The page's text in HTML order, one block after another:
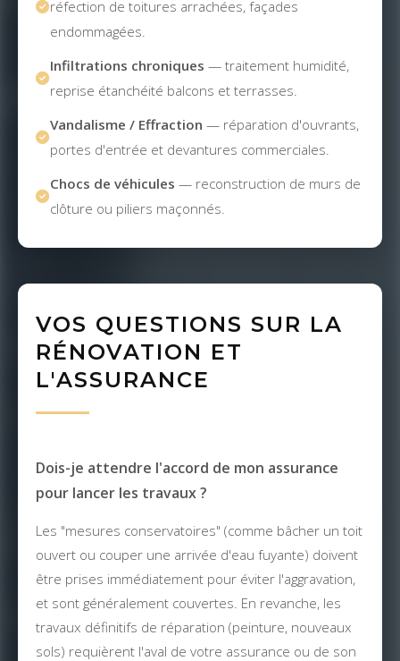
réfection de toitures arrachées, façades
endommagées.
Infiltrations chroniques — traitement humidité,
reprise étanchéité balcons et terrasses.
Vandalisme / Effraction — réparation d'ouvrants,
portes d'entrée et devantures commerciales.
Chocs de véhicules — reconstruction de murs de
clôture ou piliers maçonnés.
VOS QUESTIONS SUR LA
RÉNOVATION ET
L'ASSURANCE
Dois-je attendre l'accord de mon assurance
pour lancer les travaux ?
Les "mesures conservatoires" (comme bâcher un toit
ouvert ou couper une arrivée d'eau fuyante) doivent
être prises immédiatement pour éviter l'aggravation,
et sont généralement couvertes. En revanche, les
travaux définitifs de réparation (peinture, nouveaux
sols) requièrent l'aval de votre assurance ou de son